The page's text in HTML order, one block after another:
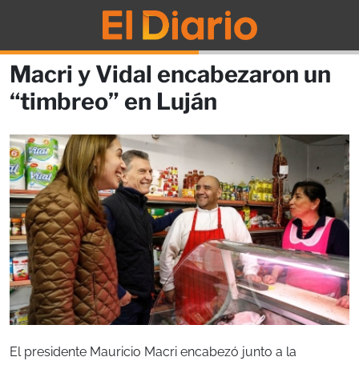
Macri y Vidal encabezaron un
“timbreo” en Luján
El presidente Mauricio Macri encabezó junto a la